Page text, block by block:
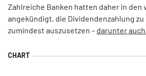
Zahlreiche Banken hatten daher in den
angekündigt, die Dividendenzahlung
zumindest auszusetzen – darunter